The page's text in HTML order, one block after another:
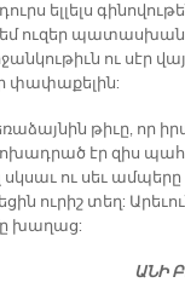
ել­լելս
ու­զեր
ու սէր
փա­փա­քե­լին:
թի­ւը, որ
էր զիս պահ
ու սեւ
ու­րիշ տեղ:
խա­ղաց:
Ա­ՆԻ